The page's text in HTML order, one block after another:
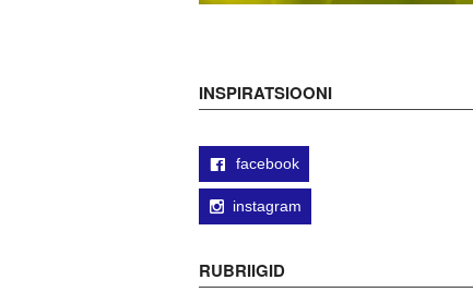
INSPIRATSIOONI
facebook
instagram
RUBRIIGID